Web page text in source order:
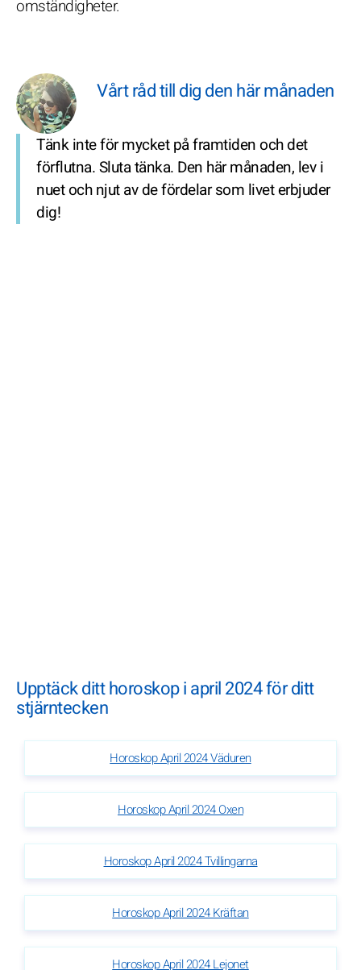
omständigheter.
Vårt råd till dig den här månaden
Tänk inte för mycket på framtiden och det
förflutna. Sluta tänka. Den här månaden, lev i
nuet och njut av de fördelar som livet erbjuder
dig!
Upptäck ditt horoskop i april 2024 för ditt
stjärntecken
Horoskop April 2024 Väduren
Horoskop April 2024 Oxen
Horoskop April 2024 Tvillingarna
Horoskop April 2024 Kräftan
Horoskop April 2024 Lejonet